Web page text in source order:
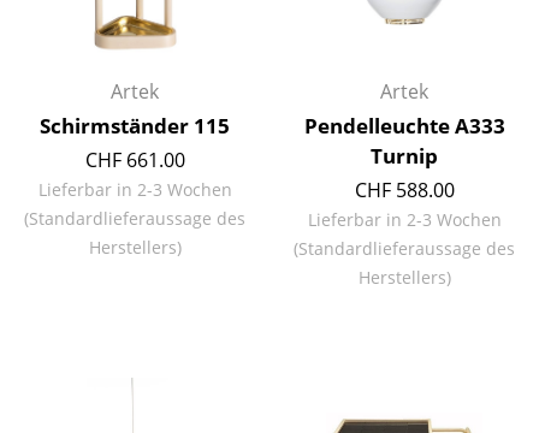
Figuren & Miniaturen
Tabletts
Büroutensilien
Aufbewahrungsboxen
Artek
Schirmständer 115
CHF 661.00
Lieferbar in 2-3 Wochen
(Standardlieferaussage des
Herstellers)
Artek
Pendelleuchte A333
Turnip
CHF 588.00
Lieferbar in 2-3 Wochen
(Standardlieferaussage des
Herstellers)